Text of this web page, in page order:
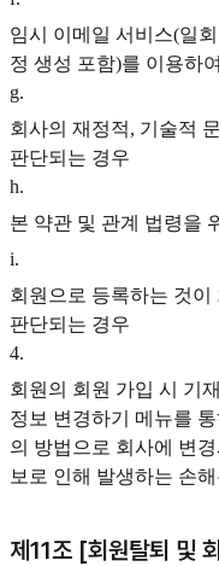
임시 이메일 서비스(일
정 생성 포함)를 이용하
g.
회사의 재정적, 기술적
판단되는 경우
h.
본 약관 및 관계 법령을
i.
회원으로 등록하는 것
판단되는 경우
4.
회원의 회원 가입 시 기
정보 변경하기 메뉴를
의 방법으로 회사에 변
보로 인해 발생하는 손
제11조 [회원탈퇴 및